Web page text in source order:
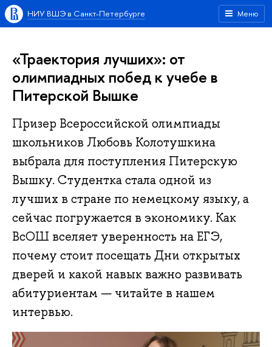
Меню
НИУ ВШЭ в Санкт-Петербурге
«Траектория лучших»: от
олимпиадных побед к учебе в
Питерской Вышке
Призер Всероссийской олимпиады
школьников Любовь Колотушкина
выбрала для поступления Питерскую
Вышку. Студентка стала одной из
лучших в стране по немецкому языку, а
сейчас погружается в экономику. Как
ВсОШ вселяет уверенность на ЕГЭ,
почему стоит посещать Дни открытых
дверей и какой навык важно развивать
абитуриентам — читайте в нашем
интервью.